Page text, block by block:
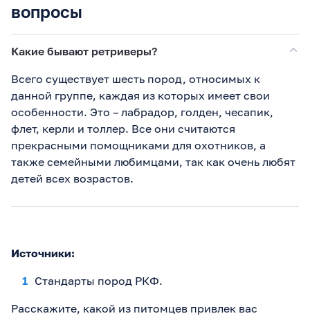
вопросы
Какие бывают ретриверы?
Всего существует шесть пород, относимых к
данной группе, каждая из которых имеет свои
особенности. Это – лабрадор, голден, чесапик,
флет, керли и толлер. Все они считаются
прекрасными помощниками для охотников, а
также семейными любимцами, так как очень любят
детей всех возрастов.
Источники:
Стандарты пород РКФ.
Расскажите, какой из питомцев привлек вас